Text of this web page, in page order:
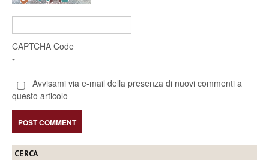
CAPTCHA Code
*
Avvisami via e-mail della presenza di nuovi commenti a
questo articolo
CERCA